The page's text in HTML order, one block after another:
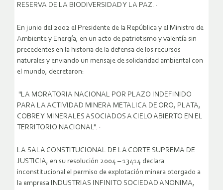
RESERVA DE LA BIODIVERSIDAD Y LA PAZ. ·
En junio del 2002 el Presidente de la República y el Ministro de
Ambiente y Energía, en un acto de patriotismo y valentía sin
precedentes en la historia de la defensa de los recursos
naturales y enviando un mensaje de solidaridad ambiental con
el mundo, decretaron:
"LA MORATORIA NACIONAL POR PLAZO INDEFINIDO
PARA LA ACTIVIDAD MINERA METALICA DE ORO, PLATA,
COBRE Y MINERALES ASOCIADOS A CIELO ABIERTO EN EL
TERRITORIO NACIONAL". ·
LA SALA CONSTITUCIONAL DE LA CORTE SUPREMA DE
JUSTICIA, en su resolución 2004 – 13414 declara
inconstitucional el permiso de explotación minera otorgado a
la empresa INDUSTRIAS INFINITO SOCIEDAD ANONIMA,